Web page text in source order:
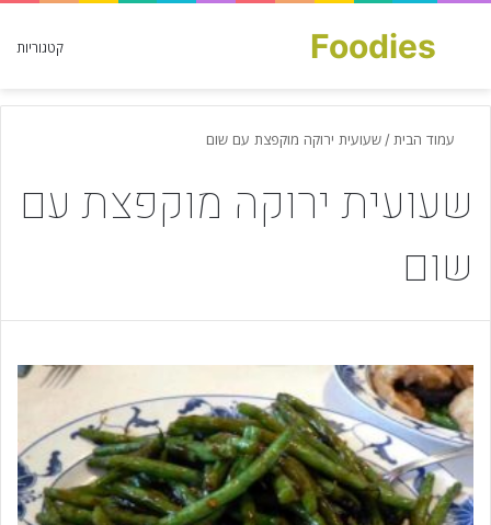
קטגוריות Foodies
חפש עבור
עמוד הבית / שעועית ירוקה מוקפצת עם שום
שעועית ירוקה מוקפצת עם
שום